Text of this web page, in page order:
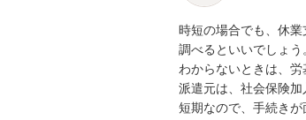
時短の場合でも、休
調べるといいでしょう
わからないときは、労
派遣元は、社会保険加
短期なので、手続きが